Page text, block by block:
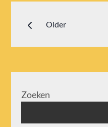
Older
Zoeken